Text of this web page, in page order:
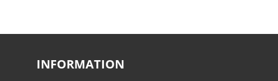
INFORMATION